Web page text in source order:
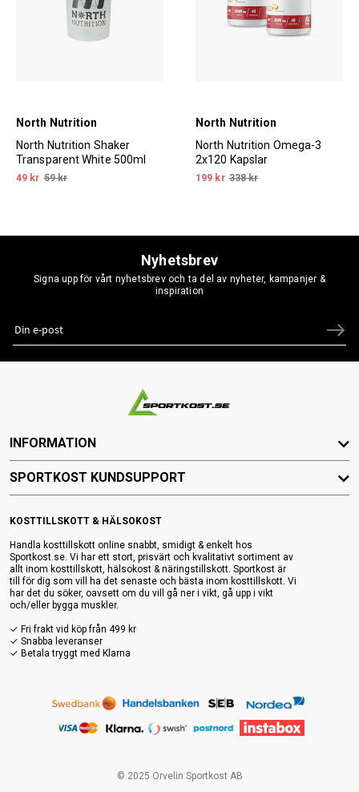
North Nutrition
North Nutrition Shaker
Transparent White 500ml
49 kr 59 kr
North Nutrition
North Nutrition Omega-3
2x120 Kapslar
199 kr 338 kr
Nyhetsbrev
Signa upp för vårt nyhetsbrev och ta del av nyheter, kampanjer &
inspiration
KOSTTILLSKOTT & HÄLSOKOST
Handla kosttillskott online snabbt, smidigt & enkelt hos
Sportkost.se. Vi har ett stort, prisvärt och kvalitativt sortiment av
allt inom kosttillskott, hälsokost & näringstillskott. Sportkost är
till för dig som vill ha det senaste och bästa inom kosttillskott. Vi
har det du söker, oavsett om du vill gå ner i vikt, gå upp i vikt
och/eller bygga muskler.
✓ Fri frakt vid köp från 499 kr
✓ Snabba leveranser
✓ Betala tryggt med Klarna
INFORMATION
SPORTKOST KUNDSUPPORT
© 2025 Orvelin Sportkost AB